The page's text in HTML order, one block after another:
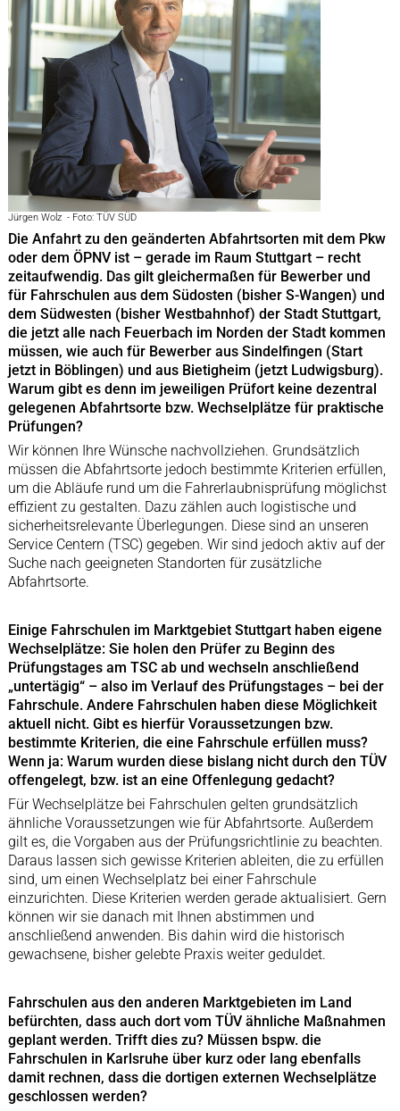
Jürgen Wolz - Foto: TÜV SÜD
Die Anfahrt zu den geänderten Abfahrtsorten mit dem Pkw
oder dem ÖPNV ist – gerade im Raum Stuttgart – recht
zeitaufwendig. Das gilt gleichermaßen für Bewerber und
für Fahrschulen aus dem Südosten (bisher S-Wangen) und
dem Südwesten (bisher Westbahnhof) der Stadt Stuttgart,
die jetzt alle nach Feuerbach im Norden der Stadt kommen
müssen, wie auch für Bewerber aus Sindelfingen (Start
jetzt in Böblingen) und aus Bietigheim (jetzt Ludwigsburg).
Warum gibt es denn im jeweiligen Prüfort keine dezentral
gelegenen Abfahrtsorte bzw. Wechselplätze für praktische
Prüfungen?
Wir können Ihre Wünsche nachvollziehen. Grundsätzlich
müssen die Abfahrtsorte jedoch bestimmte Kriterien erfüllen,
um die Abläufe rund um die Fahrerlaubnisprüfung möglichst
effizient zu gestalten. Dazu zählen auch logistische und
sicherheitsrelevante Überlegungen. Diese sind an unseren
Service Centern (TSC) gegeben. Wir sind jedoch aktiv auf der
Suche nach geeigneten Standorten für zusätzliche
Abfahrtsorte.
Einige Fahrschulen im Marktgebiet Stuttgart haben eigene
Wechselplätze: Sie holen den Prüfer zu Beginn des
Prüfungstages am TSC ab und wechseln anschließend
„untertägig“ – also im Verlauf des Prüfungstages – bei der
Fahrschule. Andere Fahrschulen haben diese Möglichkeit
aktuell nicht. Gibt es hierfür Voraussetzungen bzw.
bestimmte Kriterien, die eine Fahrschule erfüllen muss?
Wenn ja: Warum wurden diese bislang nicht durch den TÜV
offengelegt, bzw. ist an eine Offenlegung gedacht?
Für Wechselplätze bei Fahrschulen gelten grundsätzlich
ähnliche Voraussetzungen wie für Abfahrtsorte. Außerdem
gilt es, die Vorgaben aus der Prüfungsrichtlinie zu beachten.
Daraus lassen sich gewisse Kriterien ableiten, die zu erfüllen
sind, um einen Wechselplatz bei einer Fahrschule
einzurichten. Diese Kriterien werden gerade aktualisiert. Gern
können wir sie danach mit Ihnen abstimmen und
anschließend anwenden. Bis dahin wird die historisch
gewachsene, bisher gelebte Praxis weiter geduldet.
Fahrschulen aus den anderen Marktgebieten im Land
befürchten, dass auch dort vom TÜV ähnliche Maßnahmen
geplant werden. Trifft dies zu? Müssen bspw. die
Fahrschulen in Karlsruhe über kurz oder lang ebenfalls
damit rechnen, dass die dortigen externen Wechselplätze
geschlossen werden?